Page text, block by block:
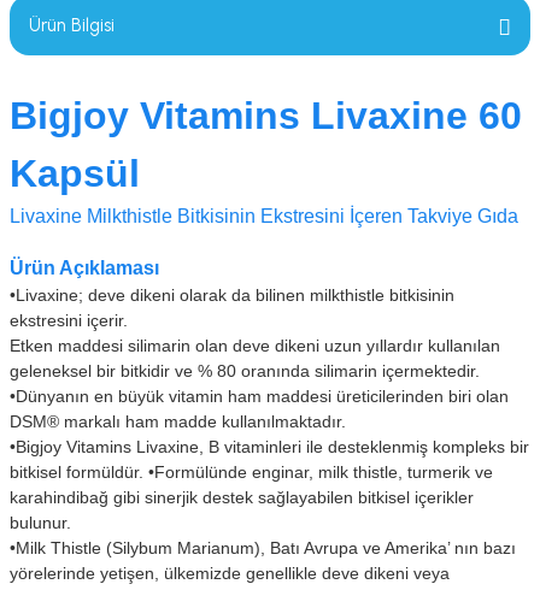
Ürün Bilgisi
Bigjoy Vitamins Livaxine 60
Kapsül
Livaxine Milkthistle Bitkisinin Ekstresini İçeren Takviye Gıda
Ürün Açıklaması
•Livaxine; deve dikeni olarak da bilinen milkthistle bitkisinin
ekstresini içerir.
Etken maddesi silimarin olan deve dikeni uzun yıllardır kullanılan
geleneksel bir bitkidir ve % 80 oranında silimarin içermektedir.
•Dünyanın en büyük vitamin ham maddesi üreticilerinden biri olan
DSM® markalı ham madde kullanılmaktadır.
•Bigjoy Vitamins Livaxine, B vitaminleri ile desteklenmiş kompleks bir
bitkisel formüldür. •Formülünde enginar, milk thistle, turmerik ve
karahindibağ gibi sinerjik destek sağlayabilen bitkisel içerikler
bulunur.
•Milk Thistle (Silybum Marianum), Batı Avrupa ve Amerika’ nın bazı
yörelerinde yetişen, ülkemizde genellikle deve dikeni veya